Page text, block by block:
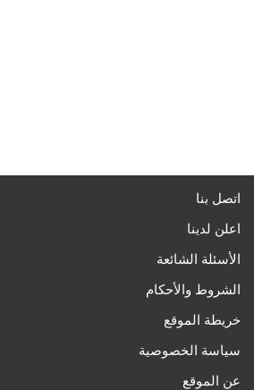
اتصل بنا
اعلن لدينا
الأسئلة الشائعة
الشروط والأحكام
خريطة الموقع
سياسة الخصوصية
عن الموقع